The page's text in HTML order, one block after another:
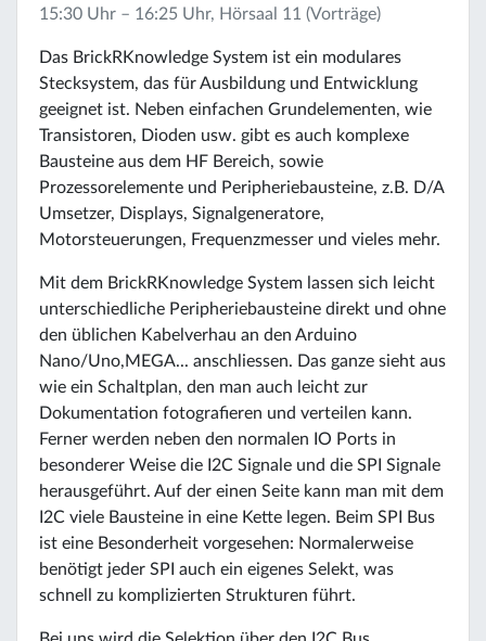
15:30 Uhr – 16:25 Uhr, Hörsaal 11 (Vorträge)
Das BrickRKnowledge System ist ein modulares
Stecksystem, das für Ausbildung und Entwicklung
geeignet ist. Neben einfachen Grundelementen, wie
Transistoren, Dioden usw. gibt es auch komplexe
Bausteine aus dem HF Bereich, sowie
Prozessorelemente und Peripheriebausteine, z.B. D/A
Umsetzer, Displays, Signalgeneratore,
Motorsteuerungen, Frequenzmesser und vieles mehr.
Mit dem BrickRKnowledge System lassen sich leicht
unterschiedliche Peripheriebausteine direkt und ohne
den üblichen Kabelverhau an den Arduino
Nano/Uno,MEGA... anschliessen. Das ganze sieht aus
wie ein Schaltplan, den man auch leicht zur
Dokumentation fotografieren und verteilen kann.
Ferner werden neben den normalen IO Ports in
besonderer Weise die I2C Signale und die SPI Signale
herausgeführt. Auf der einen Seite kann man mit dem
I2C viele Bausteine in eine Kette legen. Beim SPI Bus
ist eine Besonderheit vorgesehen: Normalerweise
benötigt jeder SPI auch ein eigenes Selekt, was
schnell zu komplizierten Strukturen führt.